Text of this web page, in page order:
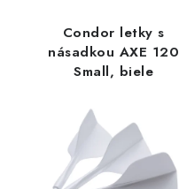
Condor letky s
násadkou AXE 120
Small, biele